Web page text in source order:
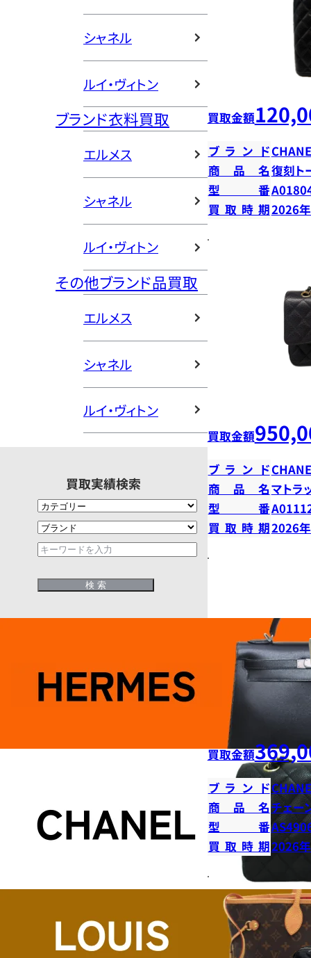
シャネル
ルイ・ヴィトン
ブランド衣料買取
エルメス
シャネル
ルイ・ヴィトン
その他ブランド品買取
エルメス
シャネル
ルイ・ヴィトン
買取実績検索
買取金額
ブランド
商品名復刻ト
型番
買取時期2026
買取金額
ブランド
商品名マトラ
型番
買取時期2026
買取金額
ブランド
商品名チェー
型番
買取時期2026